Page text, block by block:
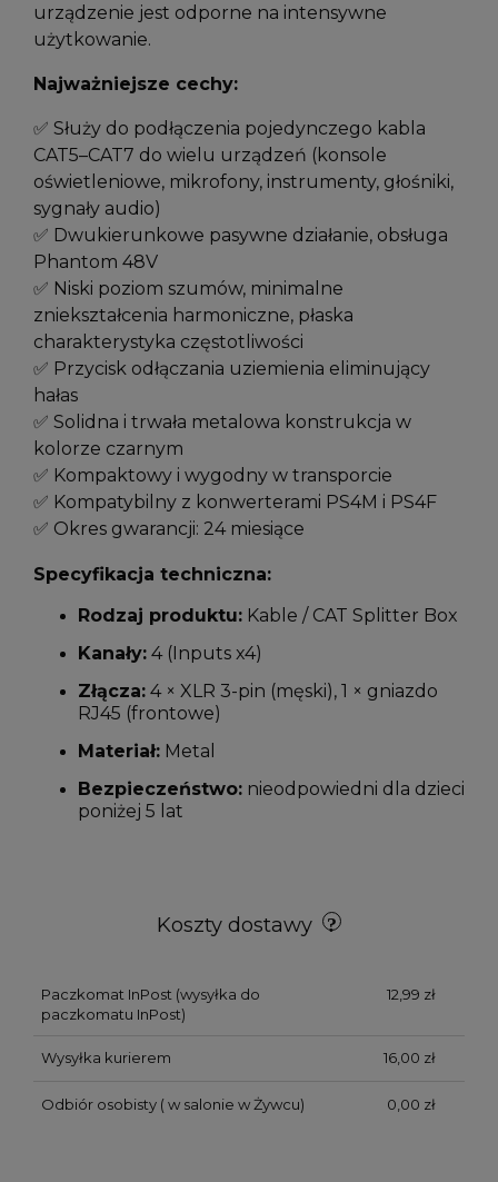
urządzenie jest odporne na intensywne
użytkowanie.
Najważniejsze cechy:
✅ Służy do podłączenia pojedynczego kabla
CAT5–CAT7 do wielu urządzeń (konsole
oświetleniowe, mikrofony, instrumenty, głośniki,
sygnały audio)
✅ Dwukierunkowe pasywne działanie, obsługa
Phantom 48V
✅ Niski poziom szumów, minimalne
zniekształcenia harmoniczne, płaska
charakterystyka częstotliwości
✅ Przycisk odłączania uziemienia eliminujący
hałas
✅ Solidna i trwała metalowa konstrukcja w
kolorze czarnym
✅ Kompaktowy i wygodny w transporcie
✅ Kompatybilny z konwerterami PS4M i PS4F
✅ Okres gwarancji: 24 miesiące
Specyfikacja techniczna:
Rodzaj produktu: Kable / CAT Splitter Box
Kanały: 4 (Inputs x4)
Złącza: 4 × XLR 3-pin (męski), 1 × gniazdo
RJ45 (frontowe)
Materiał: Metal
Bezpieczeństwo: nieodpowiedni dla dzieci
poniżej 5 lat
Koszty dostawy
Paczkomat InPost (wysyłka do
paczkomatu InPost)
12,99 zł
Wysyłka kurierem 16,00 zł
Odbiór osobisty( w salonie w Żywcu) 0,00 zł